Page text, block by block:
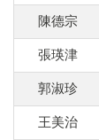
陳德宗
張瑛津
郭淑珍
王美治